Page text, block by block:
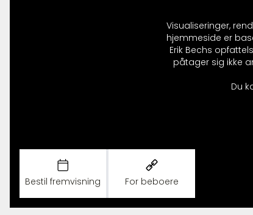
Bestil fremvisning For beboere
Visualiseringer,
hjemmeside er
Erik Bechs
påtager sig ikke
Du